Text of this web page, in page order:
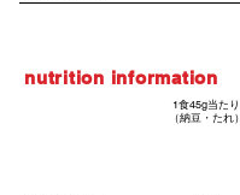
nutrition information
1食45g当たり
（納豆・たれ）